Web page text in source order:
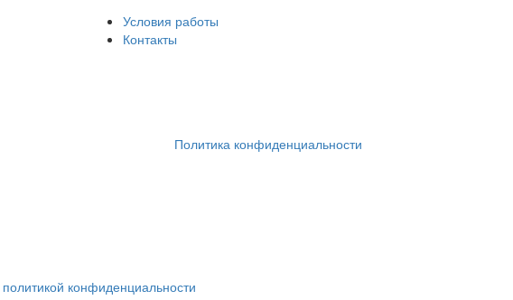
Условия работы
Контакты
Политика конфиденциальности
политикой конфиденциальности